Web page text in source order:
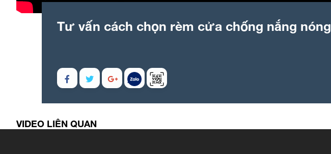
Tư vấn cách chọn rèm cửa chống nắng nóng
VIDEO LIÊN QUAN